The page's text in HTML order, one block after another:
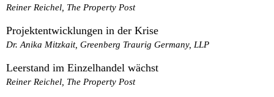
Reiner Reichel, The Property Post
Projektentwicklungen in der Krise
Dr. Anika Mitzkait, Greenberg Traurig Germany, LLP
Leerstand im Einzelhandel wächst
Reiner Reichel, The Property Post